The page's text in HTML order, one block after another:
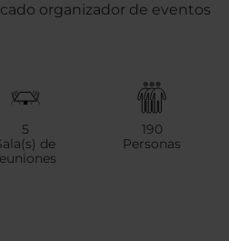
organizador de eventos
5
de
190
Personas